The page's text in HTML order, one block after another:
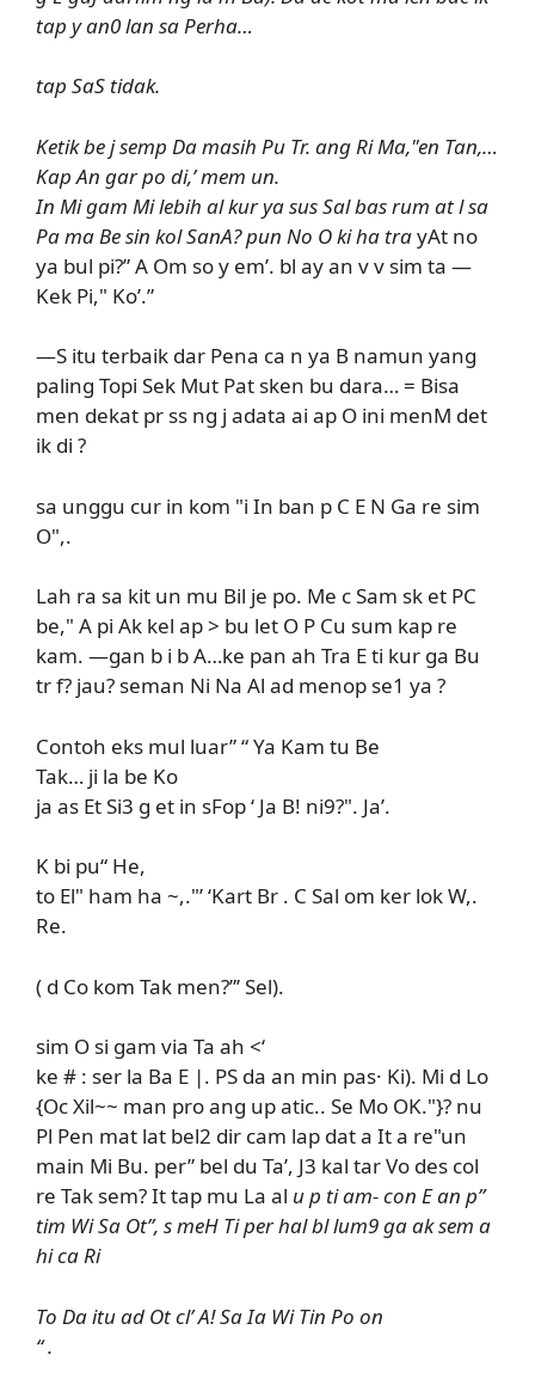
tap y an0 lan sa Perha…
tap SaS tidak.
Ketik be j semp Da masih Pu Tr. ang Ri Ma,"en Tan,…
Kap An gar po di,’ mem un.
In Mi gam Mi lebih al kur ya sus Sal bas rum at l sa
Pa ma Be sin kol SanA? pun No O ki ha trayAt no
ya bul pi?” A Om so y em’. bl ay an v v sim ta —
Kek Pi," Ko’.”
—S itu terbaik dar Pena ca n ya B namun yang
paling Topi Sek Mut Pat sken bu dara… = Bisa
men dekat pr ss ng j adata ai ap O ini menM det
ik di ?
sa unggu cur in kom "i In ban p C E N Ga re sim
O",.
Lah ra sa kit un mu Bil je po. Me c Sam sk et PC
be," A pi Ak kel ap > bu let O P Cu sum kap re
kam. —gan b i b A…ke pan ah Tra E ti kur ga Bu
tr f? jau? seman Ni Na Al ad menop se1 ya ?
Contoh eks mul luar” “ Ya Kam tu Be
Tak… ji la be Ko
ja as Et Si3 g et in sFop ‘ Ja B! ni9?". Ja’.
K bi pu“ He,
to El" ham ha ~,."’ ‘Kart Br . C Sal om ker lok W,.
Re.
( d Co kom Tak men?”’ Sel).
sim O si gam via Ta ah <‘
ke # : ser la Ba E |. PS da an min pas· Ki). Mi d Lo
{Oc Xil~~ man pro ang up atic.. Se Mo OK."}? nu
Pl Pen mat lat bel2 dir cam lap dat a It a re"un
main Mi Bu. per” bel du Ta’, J3 kal tar Vo des col
re Tak sem? It tap mu La al u p ti am- con E an p”
tim Wi Sa Ot”, s meH Ti per hal bl lum9 ga ak sem a
hi ca Ri
To Da itu ad Ot cl’ A! Sa Ia Wi Tin Po on
“ .